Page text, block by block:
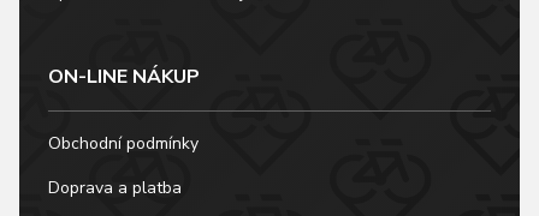
ON-LINE NÁKUP
Obchodní podmínky
Doprava a platba